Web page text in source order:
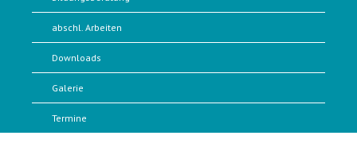
abschl. Arbeiten
Downloads
Galerie
Termine